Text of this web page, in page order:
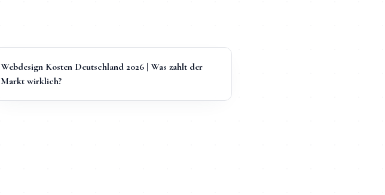
Webdesign Kosten Deutschland 2026 | Was zahlt der
Markt wirklich?